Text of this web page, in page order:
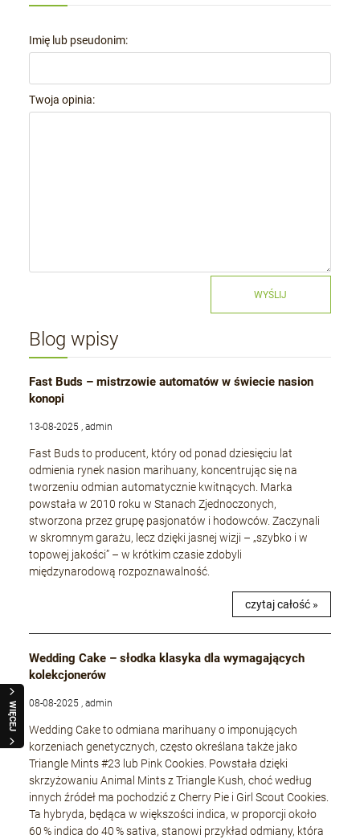
WIĘCEJ
Imię lub pseudonim:
Twoja opinia:
WYŚLIJ
Blog wpisy
Fast Buds – mistrzowie automatów w świecie nasion
konopi
13-08-2025 , admin
Fast Buds to producent, który od ponad dziesięciu lat
odmienia rynek nasion marihuany, koncentrując się na
tworzeniu odmian automatycznie kwitnących. Marka
powstała w 2010 roku w Stanach Zjednoczonych,
stworzona przez grupę pasjonatów i hodowców. Zaczynali
w skromnym garażu, lecz dzięki jasnej wizji – „szybko i w
topowej jakości” – w krótkim czasie zdobyli
międzynarodową rozpoznawalność.
czytaj całość »
Wedding Cake – słodka klasyka dla wymagających
kolekcjonerów
08-08-2025 , admin
Wedding Cake to odmiana marihuany o imponujących
korzeniach genetycznych, często określana także jako
Triangle Mints #23 lub Pink Cookies. Powstała dzięki
skrzyżowaniu Animal Mints z Triangle Kush, choć według
innych źródeł ma pochodzić z Cherry Pie i Girl Scout Cookies.
Ta hybryda, będąca w większości indica, w proporcji około
60 % indica do 40 % sativa, stanowi przykład odmiany, która